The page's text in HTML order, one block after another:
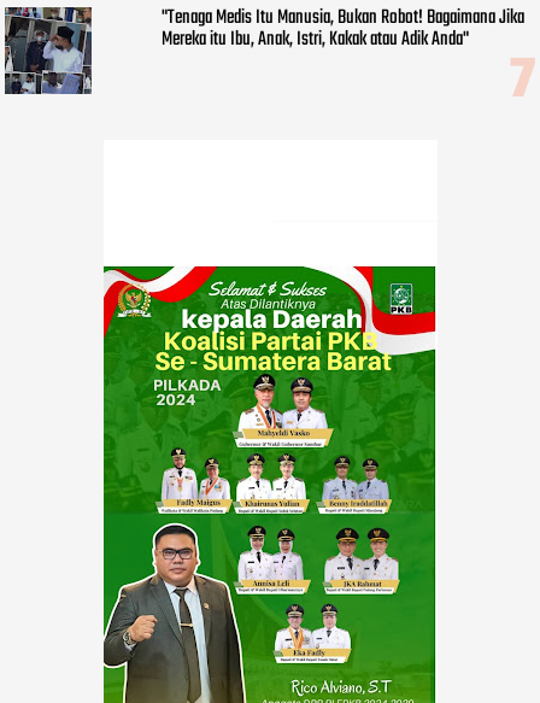
"Tenaga Medis Itu Manusia, Bukan Robot! Bagaimana Jika
Mereka itu Ibu, Anak, Istri, Kakak atau Adik Anda"